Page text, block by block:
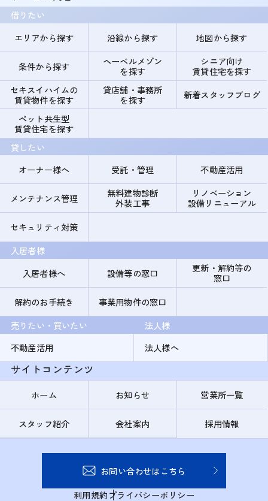
借りたい
エリアから探す
沿線から探す 地図から探す
条件から探す
ヘーベルメゾン
を探す
シニア向け
賃貸住宅を探す
セキスイハイムの
賃貸物件を探す
貸店舗・事務所
を探す
新着スタッフブログ
ペット共生型
賃貸住宅を探す
貸したい
オーナー様へ
受託・管理 不動産活用
メンテナンス管理
無料建物診断
外装工事
リノベーション
設備リニューアル
セキュリティ対策
入居者様
入居者様へ
設備等の窓口
更新・解約等の
窓口
解約のお手続き
事業用物件の窓口
売りたい・買いたい
不動産活用
法人様
法人様へ
サイトコンテンツ
ホーム お知らせ 営業所一覧
スタッフ紹介 会社案内 採用情報
お問い合わせはこちら
利用規約プライバシーポリシー